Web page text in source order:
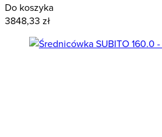
Do koszyka
3848,33 zł